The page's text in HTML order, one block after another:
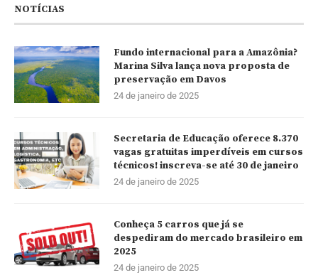
NOTÍCIAS
Fundo internacional para a Amazônia?
Marina Silva lança nova proposta de
preservação em Davos
24 de janeiro de 2025
Secretaria de Educação oferece 8.370
vagas gratuitas imperdíveis em cursos
técnicos! inscreva-se até 30 de janeiro
24 de janeiro de 2025
Conheça 5 carros que já se
despediram do mercado brasileiro em
2025
24 de janeiro de 2025